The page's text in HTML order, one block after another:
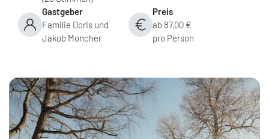
Gastgeber
Familie Doris und
Jakob Moncher
Preis
ab 87,00 €
pro Person